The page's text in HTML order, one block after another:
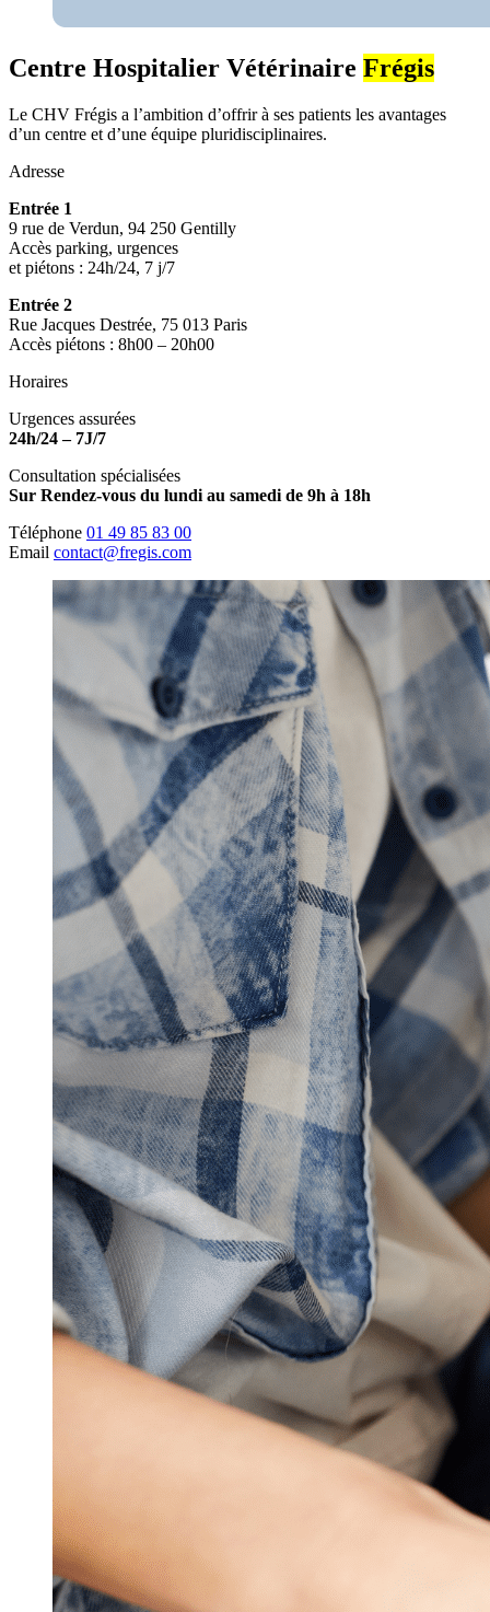
Centre Hospitalier Vétérinaire Frégis
Le CHV Frégis a l’ambition d’offrir à ses patients les avantages
d’un centre et d’une équipe pluridisciplinaires.
Adresse
Entrée 1
9 rue de Verdun, 94 250 Gentilly
Accès parking, urgences
et piétons : 24h/24, 7 j/7
Entrée 2
Rue Jacques Destrée, 75 013 Paris
Accès piétons : 8h00 – 20h00
Horaires
Urgences assurées
24h/24 – 7J/7
Consultation spécialisées
Sur Rendez-vous du lundi au samedi de 9h à 18h
Téléphone 01 49 85 83 00
Email contact@fregis.com